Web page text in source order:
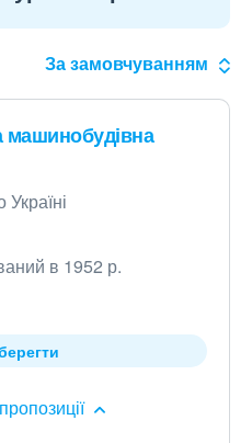
За замовчуванням
в 1952 р.